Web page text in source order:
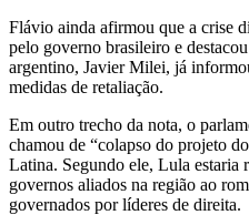
Flávio ainda afirmou que a crise
pelo governo brasileiro e
argentino, Javier Milei, já
medidas de retaliação.
Em outro trecho da nota, o
chamou de “colapso do projeto
Latina. Segundo ele, Lula estaria
governos aliados na região ao
governados por líderes de direita.